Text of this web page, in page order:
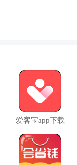
爱客宝app下载